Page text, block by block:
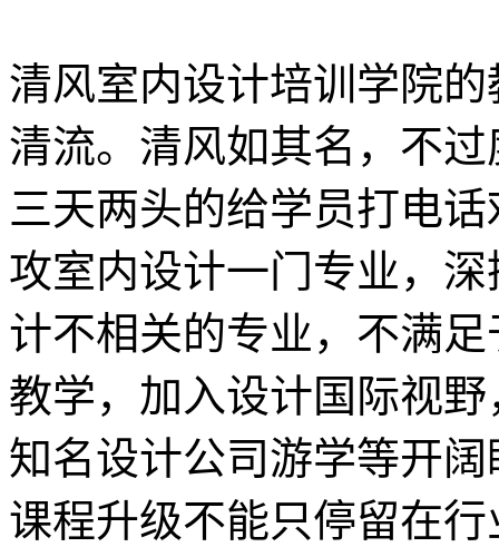
清风室内设计培训学院
清流。清风如其名，不
三天两头的给学员打电
攻室内设计一门专业，
计不相关的专业，不满
教学，加入设计国际视
知名设计公司游学等开
课程升级不能只停留在